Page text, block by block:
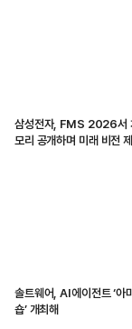
삼성전자, FMS 2026서
모리 공개하며 미래 비전 제
솔트웨어, AI에이전트 ‘아
숍’ 개최해